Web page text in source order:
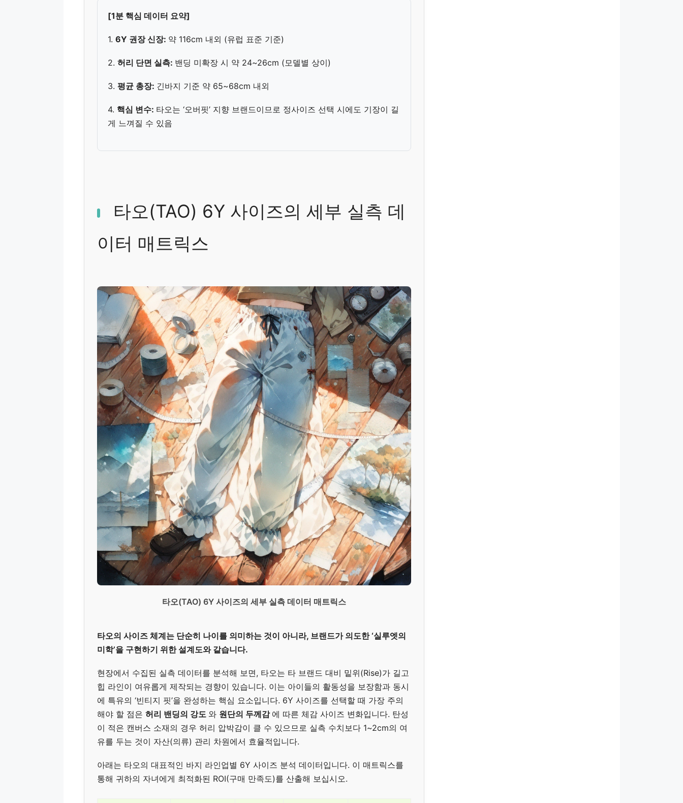
[1분 핵심 데이터 요약]
1. 6Y 권장 신장: 약 116cm 내외 (유럽 표준 기준)
2. 허리 단면 실측: 밴딩 미확장 시 약 24~26cm (모델별 상이)
3. 평균 총장: 긴바지 기준 약 65~68cm 내외
4. 핵심 변수: 타오는 ‘오버핏’ 지향 브랜드이므로 정사이즈 선택 시에도 기장이 길
게 느껴질 수 있음
타오(TAO) 6Y 사이즈의 세부 실측 데
이터 매트릭스
타오(TAO) 6Y 사이즈의 세부 실측 데이터 매트릭스
타오의 사이즈 체계는 단순히 나이를 의미하는 것이 아니라, 브랜드가 의도한 ‘실루엣의
미학’을 구현하기 위한 설계도와 같습니다.
현장에서 수집된 실측 데이터를 분석해 보면, 타오는 타 브랜드 대비 밑위(Rise)가 길고
힙 라인이 여유롭게 제작되는 경향이 있습니다. 이는 아이들의 활동성을 보장함과 동시
에 특유의 ‘빈티지 핏’을 완성하는 핵심 요소입니다. 6Y 사이즈를 선택할 때 가장 주의
해야 할 점은 허리 밴딩의 강도 와 원단의 두께감 에 따른 체감 사이즈 변화입니다. 탄성
이 적은 캔버스 소재의 경우 허리 압박감이 클 수 있으므로 실측 수치보다 1~2cm의 여
유를 두는 것이 자산(의류) 관리 차원에서 효율적입니다.
아래는 타오의 대표적인 바지 라인업별 6Y 사이즈 분석 데이터입니다. 이 매트릭스를
통해 귀하의 자녀에게 최적화된 ROI(구매 만족도)를 산출해 보십시오.